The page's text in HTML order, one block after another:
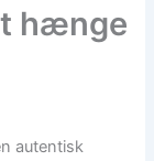
hænge
autentisk